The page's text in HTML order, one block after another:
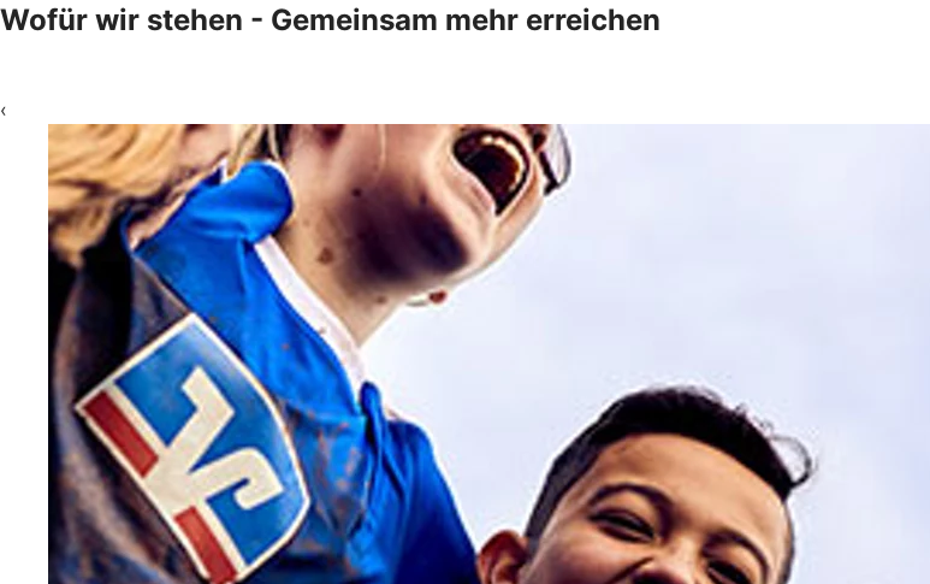
Wofür wir stehen - Gemeinsam mehr erreichen
‹